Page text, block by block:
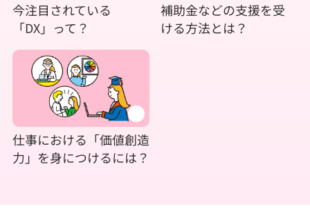
今注目されている
「DX」って？
補助金などの支援を受
ける方法とは？
仕事における「価値創造
力」を身につけるには？